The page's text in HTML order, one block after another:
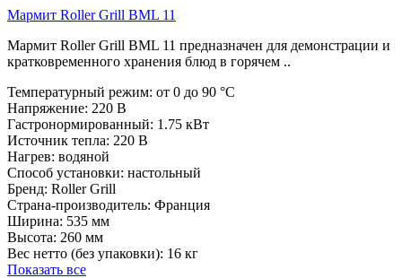
Мармит Roller Grill BML 11
Мармит Roller Grill BML 11 предназначен для демонстрации и
кратковременного хранения блюд в горячем ..
Температурный режим: от 0 до 90 °C
Напряжение: 220 В
Гастронормированный: 1.75 кВт
Источник тепла: 220 В
Нагрев: водяной
Способ установки: настольный
Бренд: Roller Grill
Страна-производитель: Франция
Ширина: 535 мм
Высота: 260 мм
Вес нетто (без упаковки): 16 кг
Показать все